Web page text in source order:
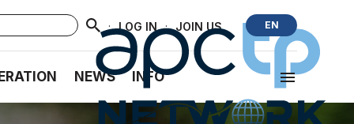
· LOG IN · JOIN US EN
NEWS INFO